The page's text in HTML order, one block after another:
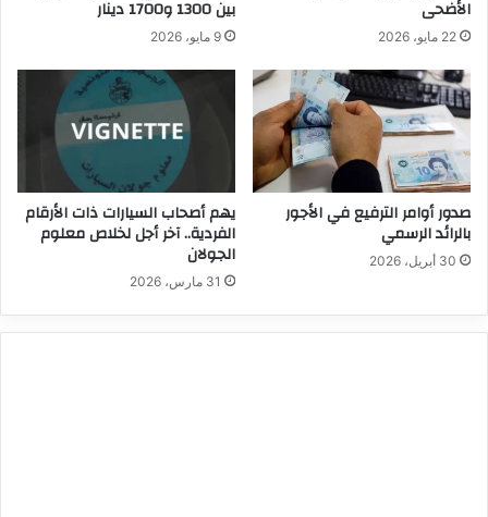
الأضحى
22 مايو، 2026
بين 1300 و1700 دينار
9 مايو، 2026
صدور أوامر الترفيع في الأجور
بالرائد الرسمي
30 أبريل، 2026
يهم أصحاب السيارات ذات الأرقام
الفردية.. آخر أجل لخلاص معلوم
الجولان
31 مارس، 2026